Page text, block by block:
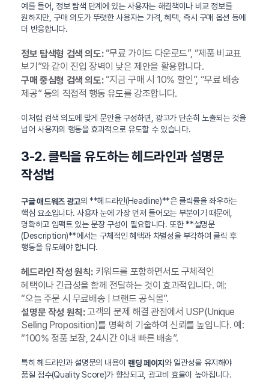
예를 들어, 정보 탐색 단계에 있는 사용자는 해결책이나 비교 정보를
원하지만, 구매 의도가 뚜렷한 사용자는 가격, 혜택, 즉시 구매 옵션 등에
더 반응합니다.
정보 탐색형 검색 의도:“무료 가이드 다운로드”, “제품 비교표
보기”와 같이 진입 장벽이 낮은 제안을 활용합니다.
구매 중심형 검색 의도:“지금 구매 시 10% 할인”, “무료 배송
제공” 등의 직접적 행동 유도를 강조합니다.
이처럼 검색 의도에 맞게 문안을 구성하면, 광고가 단순히 노출되는 것을
넘어 사용자의 행동을 효과적으로 유도할 수 있습니다.
3-2. 클릭을 유도하는 헤드라인과 설명문
작성법
구글 애드워즈 광고의 **헤드라인(Headline)**은 클릭률을 좌우하는
핵심 요소입니다. 사용자 눈에 가장 먼저 들어오는 부분이기 때문에,
명확하고 임팩트 있는 문장 구성이 필요합니다. 또한 **설명문
(Description)**에서는 구체적인 혜택과 차별성을 부각하여 클릭 후
행동을 유도해야 합니다.
헤드라인 작성 원칙:키워드를 포함하면서도 구체적인
혜택이나 긴급성을 함께 전달하는 것이 효과적입니다. 예:
“오늘 주문 시 무료배송 | 브랜드 공식몰”.
설명문 작성 원칙:고객의 문제 해결 관점에서 USP(Unique
Selling Proposition)를 명확히 기술하여 신뢰를 높입니다. 예:
“100% 정품 보장, 24시간 이내 빠른 배송”.
특히 헤드라인과 설명문의 내용이 랜딩 페이지와 일관성을 유지해야
품질 점수(Quality Score)가 향상되고, 광고비 효율이 높아집니다.